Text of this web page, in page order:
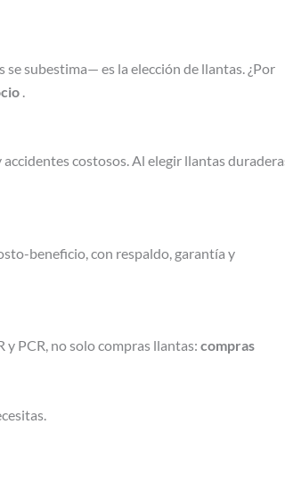
subestima— es la elección de llantas. ¿Por
costosos. Al elegir llantas
beneficio, con respaldo, garantía y
PCR, no solo compras llantas: compras